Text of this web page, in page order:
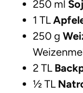
250 ml
1 TL
250 g
2 TL
½ TL